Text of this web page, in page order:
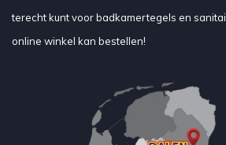
terecht kunt voor badkamertegels en
online winkel kan bestellen!